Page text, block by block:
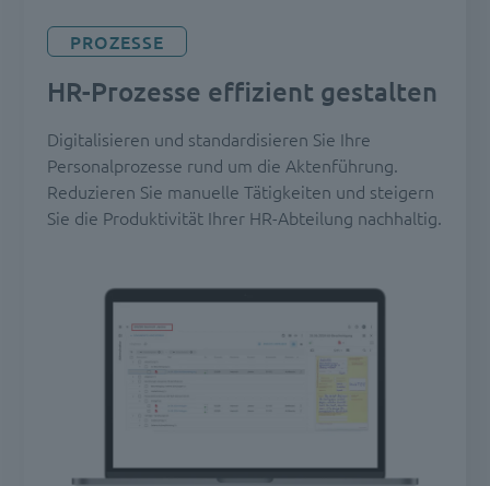
PROZESSE
HR-Prozesse effizient gestalten
Digitalisieren und standardisieren Sie Ihre
Personalprozesse rund um die Aktenführung.
Reduzieren Sie manuelle Tätigkeiten und steigern
Sie die Produktivität Ihrer HR-Abteilung nachhaltig.